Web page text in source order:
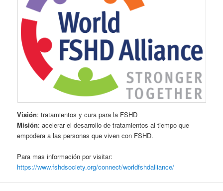
Visión: tratamientos y cura para la FSHD
Misión: acelerar el desarrollo de tratamientos al tiempo que
empodera a las personas que viven con FSHD.
Para mas información por visitar:
https://www.fshdsociety.org/connect/worldfshdalliance/